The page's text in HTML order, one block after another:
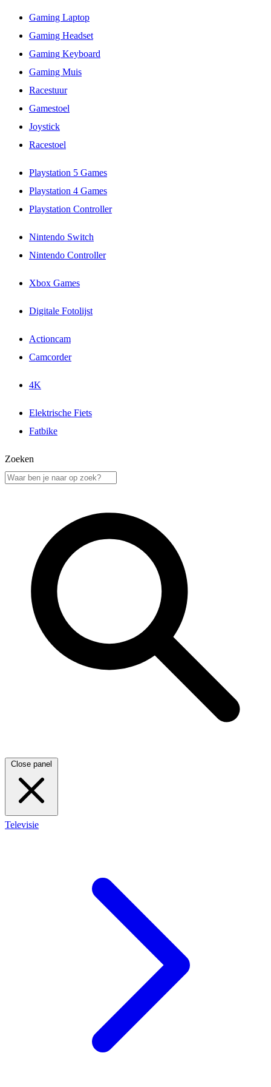
Gaming Laptop
Gaming Headset
Gaming Keyboard
Gaming Muis
Racestuur
Gamestoel
Joystick
Racestoel
Playstation 5 Games
Playstation 4 Games
Playstation Controller
Nintendo Switch
Nintendo Controller
Xbox Games
Digitale Fotolijst
Actioncam
Camcorder
4K
Elektrische Fiets
Fatbike
Zoeken
Close panel
Televisie